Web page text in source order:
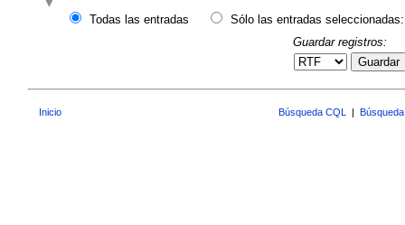
Todas las entradas
Sólo las entradas seleccionadas:
Guardar registros:
Guardar
Inicio Búsqueda CQL